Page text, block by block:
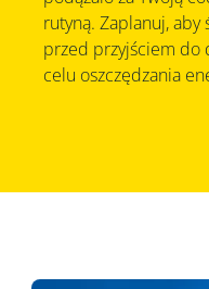
rutyną. Zaplanuj, aby
przed przyjściem do
celu oszczędzania